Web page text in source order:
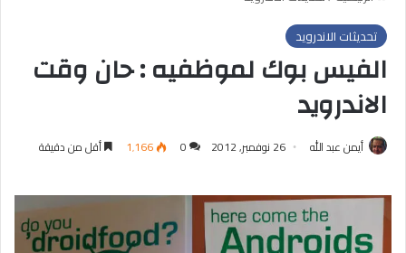
تحديثات الاندرويد
الفيس بوك لموظفيه : حان وقت
الاندرويد
أيمن عبد الله 26 نوفمبر, 2012 0 1٬166 أقل من دقيقة